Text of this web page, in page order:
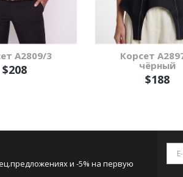
А2809/3
$208
Корсет
чёрный
$188
и -5% на первую